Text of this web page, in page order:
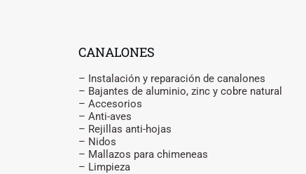
CANALONES
– Instalación y reparación de canalones
– Bajantes de aluminio, zinc y cobre natural
– Accesorios
– Anti-aves
– Rejillas anti-hojas
– Nidos
– Mallazos para chimeneas
– Limpieza